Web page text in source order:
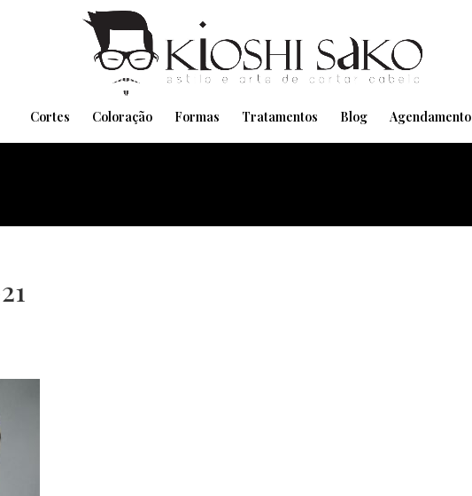
Cortes Coloração Formas Tratamentos Blog Agendamento
Pensando em transformar seu Visual??
Agende pelo Whatsapp